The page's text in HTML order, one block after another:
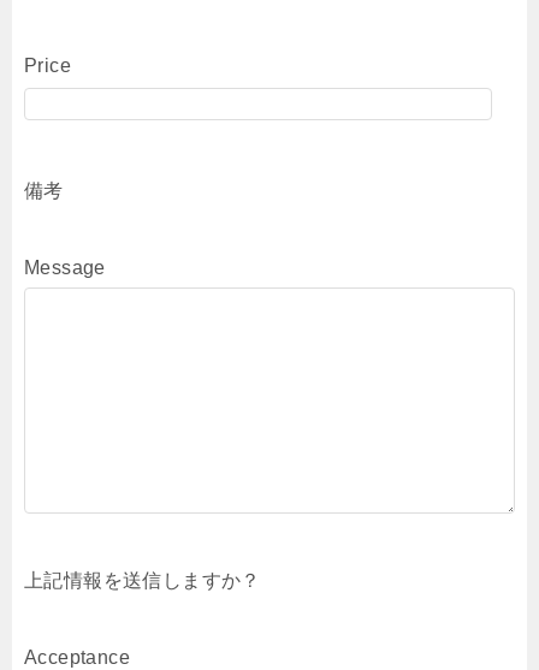
Price
備考
Message
上記情報を送信しますか？
Acceptance